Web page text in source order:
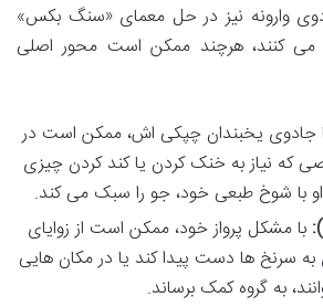
وارونه نیز در حل معمای «سنگ بکس»
کنند، هرچند ممکن است محور اصلی
جادوی یخبندان چپکی اش، ممکن است در
که نیاز به خنک کردن یا کند کردن چیزی
او با شوخ طبعی خود، جو را سبک می کند.
با مشکل پرواز خود، ممکن است از زوایای
به سرنخ ها دست پیدا کند یا در مکان هایی
به گروه کمک برساند.